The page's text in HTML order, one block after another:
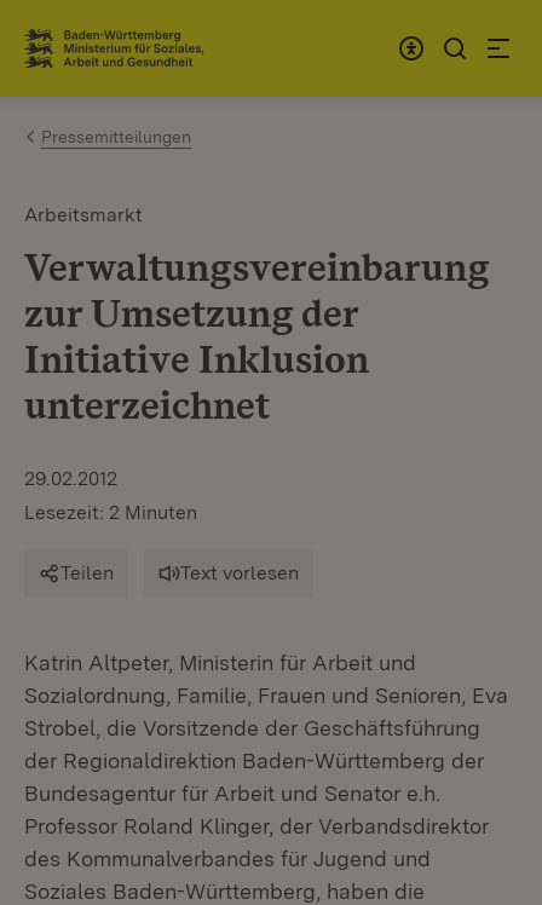
Zum Inhalt springen
Link zur Startseite
Pressemitteilungen
Arbeitsmarkt
Verwaltungsvereinbarung
zur Umsetzung der
Initiative Inklusion
unterzeichnet
29.02.2012
Lesezeit: 2 Minuten
Teilen Text vorlesen
Katrin Altpeter, Ministerin für Arbeit und
Sozialordnung, Familie, Frauen und Senioren, Eva
Strobel, die Vorsitzende der Geschäftsführung
der Regionaldirektion Baden-Württemberg der
Bundesagentur für Arbeit und Senator e.h.
Professor Roland Klinger, der Verbandsdirektor
des Kommunalverbandes für Jugend und
Soziales Baden-Württemberg, haben die